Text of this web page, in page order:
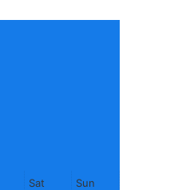
Sat Sun